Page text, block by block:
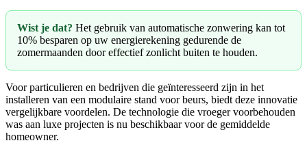
Wist je dat? Het gebruik van automatische zonwering kan tot
10% besparen op uw energierekening gedurende de
zomermaanden door effectief zonlicht buiten te houden.
Voor particulieren en bedrijven die geïnteresseerd zijn in het
installeren van een modulaire stand voor beurs, biedt deze innovatie
vergelijkbare voordelen. De technologie die vroeger voorbehouden
was aan luxe projecten is nu beschikbaar voor de gemiddelde
homeowner.